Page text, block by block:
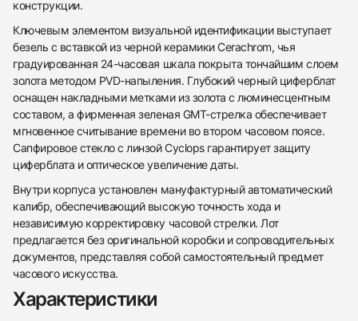
конструкции.
Ключевым элементом визуальной идентификации выступает
безель с вставкой из черной керамики Cerachrom, чья
градуированная 24-часовая шкала покрыта тончайшим слоем
золота методом PVD-напыления. Глубокий черный циферблат
оснащен накладными метками из золота с люминесцентным
составом, а фирменная зеленая GMT-стрелка обеспечивает
мгновенное считывание времени во втором часовом поясе.
Сапфировое стекло с линзой Cyclops гарантирует защиту
циферблата и оптическое увеличение даты.
Внутри корпуса установлен мануфактурный автоматический
калибр, обеспечивающий высокую точность хода и
независимую корректировку часовой стрелки. Лот
предлагается без оригинальной коробки и сопроводительных
документов, представляя собой самостоятельный предмет
часового искусства.
Характеристики
Заказать эти часы
Трейд-ин часов
Оставьте ваши контактные данные и мы свяжемся
с вами